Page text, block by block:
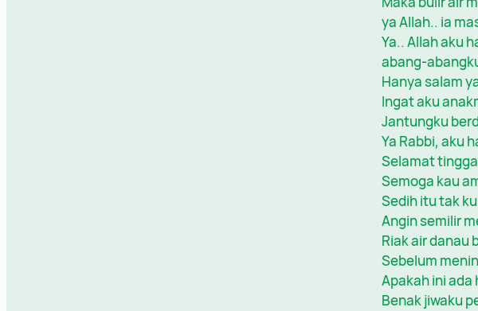
ya Allah.. ia
Ya.. Allah aku
abang-
Hanya salam
Ingat aku
Jantungku
Ya Rabbi, aku
Selamat
Semoga kau
Sedih itu tak
Angin semilir
Riak air danau
Sebelum
Apakah ini
Benak jiwaku